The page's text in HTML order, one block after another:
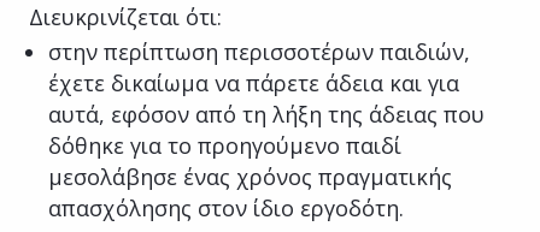
Διευκρινίζεται ότι:
στην περίπτωση περισσοτέρων παιδιών,
έχετε δικαίωμα να πάρετε άδεια και για
αυτά, εφόσον από τη λήξη της άδειας που
δόθηκε για το προηγούμενο παιδί
μεσολάβησε ένας χρόνος πραγματικής
απασχόλησης στον ίδιο εργοδότη.